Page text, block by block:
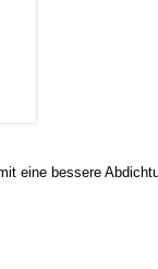
eine bessere